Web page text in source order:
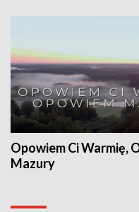
Opowiem Ci Warmię,
Mazury